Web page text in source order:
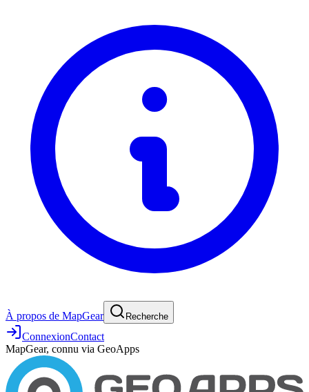
À propos de MapGear Recherche
ConnexionContact
MapGear, connu via GeoApps